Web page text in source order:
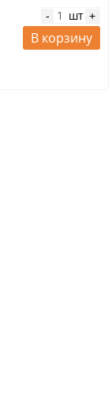
- шт +
В корзину